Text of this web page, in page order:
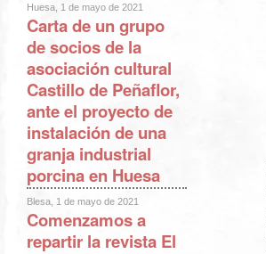
Huesa, 1 de mayo de 2021
Carta de un grupo
de socios de la
asociación cultural
Castillo de Peñaflor,
ante el proyecto de
instalación de una
granja industrial
porcina en Huesa
Blesa, 1 de mayo de 2021
Comenzamos a
repartir la revista El